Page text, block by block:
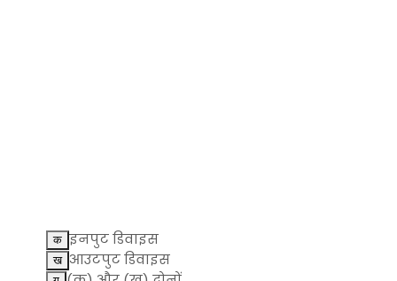
इनपुट डिवाइस
आउटपुट डिवाइस